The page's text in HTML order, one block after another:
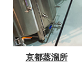
京都蒸溜所